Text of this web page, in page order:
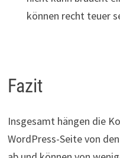
können recht teuer
Fazit
Insgesamt hängen die
WordPress-Seite von